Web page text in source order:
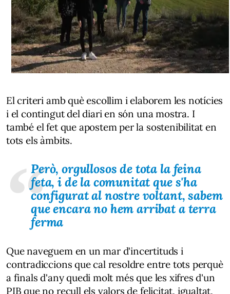
El criteri amb què escollim i elaborem les notícies
i el contingut del diari en són una mostra. I
també el fet que apostem per la sostenibilitat en
tots els àmbits.
Però, orgullosos de tota la feina
feta, i de la comunitat que s'ha
configurat al nostre voltant, sabem
que encara no hem arribat a terra
ferma
Que naveguem en un mar d'incertituds i
contradiccions que cal resoldre entre tots perquè
a finals d'any quedi molt més que les xifres d'un
PIB que no recull els valors de felicitat, igualtat,